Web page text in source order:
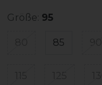
Größe: 95
85